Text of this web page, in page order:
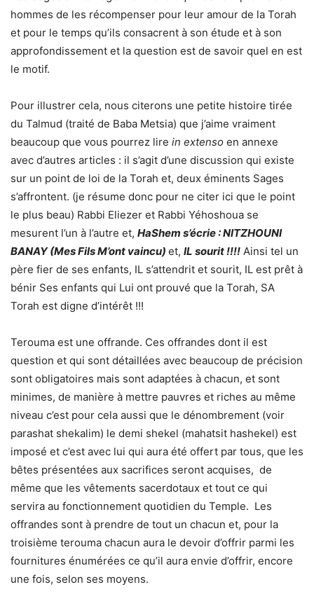
hommes de les récompenser pour leur amour de la Torah
et pour le temps qu’ils consacrent à son étude et à son
approfondissement et la question est de savoir quel en est
le motif.
Pour illustrer cela, nous citerons une petite histoire tirée
du Talmud (traité de Baba Metsia) que j’aime vraiment
beaucoup que vous pourrez lire in extenso en annexe
avec d’autres articles : il s’agit d’une discussion qui existe
sur un point de loi de la Torah et, deux éminents Sages
s’affrontent. (je résume donc pour ne citer ici que le point
le plus beau) Rabbi Eliezer et Rabbi Yéhoshoua se
mesurent l’un à l’autre et, HaShem s’écrie : NITZHOUNI
BANAY (Mes Fils M’ont vaincu) et, IL sourit !!!! Ainsi tel un
père fier de ses enfants, IL s’attendrit et sourit, IL est prêt à
bénir Ses enfants qui Lui ont prouvé que la Torah, SA
Torah est digne d’intérêt !!!
Terouma est une offrande. Ces offrandes dont il est
question et qui sont détaillées avec beaucoup de précision
sont obligatoires mais sont adaptées à chacun, et sont
minimes, de manière à mettre pauvres et riches au même
niveau c’est pour cela aussi que le dénombrement (voir
parashat shekalim) le demi shekel (mahatsit hashekel) est
imposé et c’est avec lui qui aura été offert par tous, que les
bêtes présentées aux sacrifices seront acquises, de
même que les vêtements sacerdotaux et tout ce qui
servira au fonctionnement quotidien du Temple. Les
offrandes sont à prendre de tout un chacun et, pour la
troisième terouma chacun aura le devoir d’offrir parmi les
fournitures énumérées ce qu’il aura envie d’offrir, encore
une fois, selon ses moyens.